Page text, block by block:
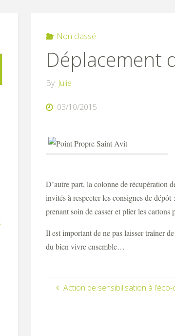
Non classé
Déplacement
By Julie
03/10/2015
D’autre part, la colonne de récupération
invités à respecter les consignes de
prenant soin de casser et plier les cartons
Il est important de ne pas laisser traîner
du bien vivre ensemble…
Action de sensibilisation à